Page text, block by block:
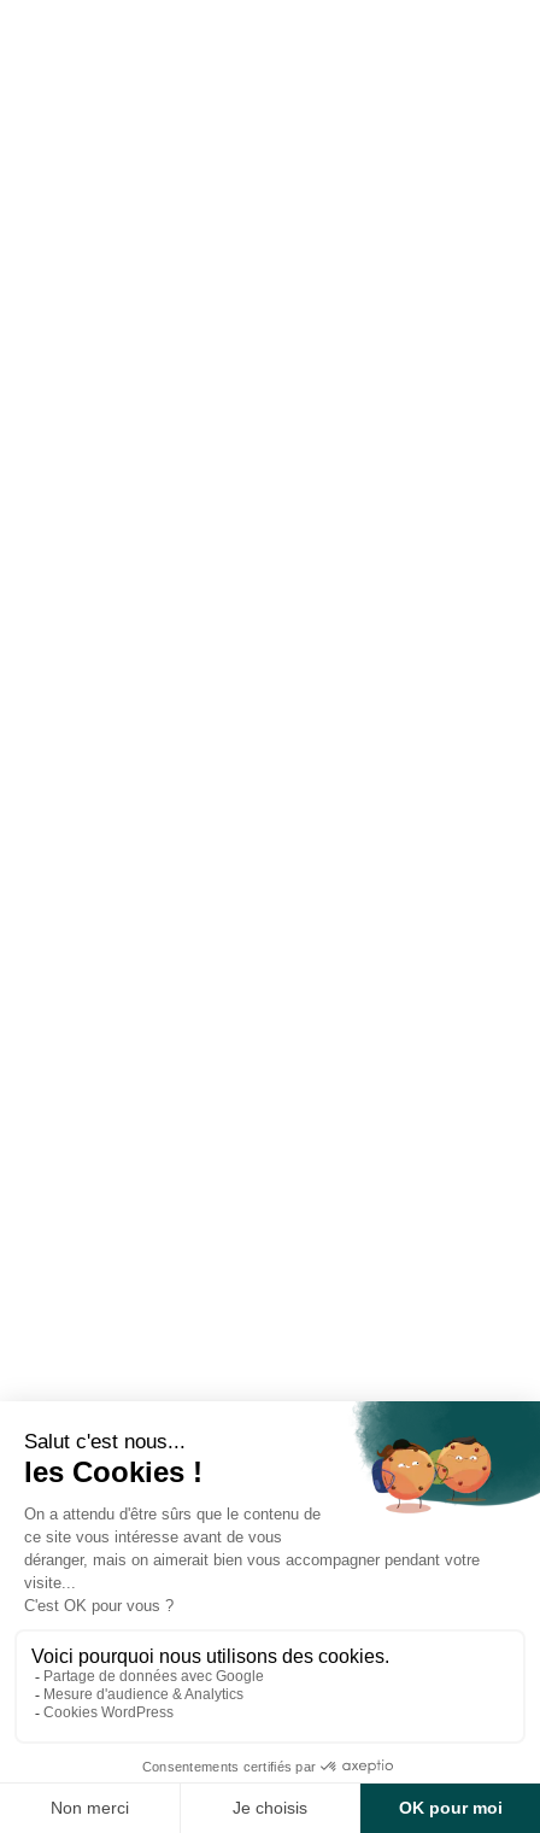
Contact Accessibilité